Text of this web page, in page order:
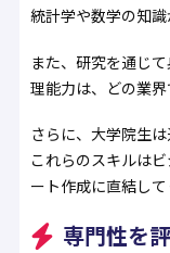
統計学や数学の知識
また、研究を通じ
理能力は、どの業界
さらに、大学院生
これらのスキルは
ート作成に直結して
専門性を